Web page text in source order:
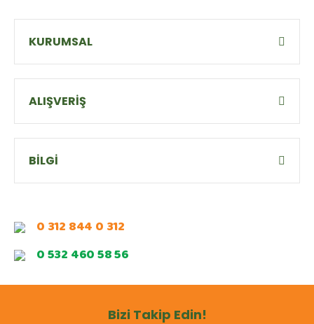
KURUMSAL
ALIŞVERİŞ
BİLGİ
0 312 844 0 312
0 532 460 58 56
Bizi Takip Edin!